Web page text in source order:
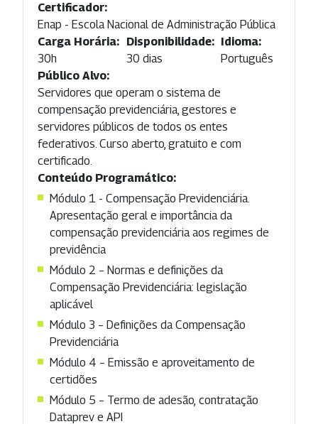
Certificador:
Enap - Escola Nacional de Administração Pública
Carga Horária:
30h
Disponibilidade:
30 dias
Idioma:
Português
Público Alvo:
Servidores que operam o sistema de
compensação previdenciária, gestores e
servidores públicos de todos os entes
federativos. Curso aberto, gratuito e com
certificado.
Conteúdo Programático:
Módulo 1 - Compensação Previdenciária.
Apresentação geral e importância da
compensação previdenciária aos regimes de
previdência
Módulo 2 – Normas e definições da
Compensação Previdenciária: legislação
aplicável
Módulo 3 – Definições da Compensação
Previdenciária
Módulo 4 – Emissão e aproveitamento de
certidões
Módulo 5 – Termo de adesão, contratação
Dataprev e API